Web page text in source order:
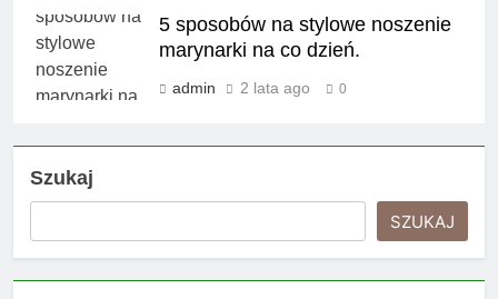
5 sposobów na stylowe noszenie
marynarki na co dzień.
admin 2 lata ago 0
Szukaj
SZUKAJ